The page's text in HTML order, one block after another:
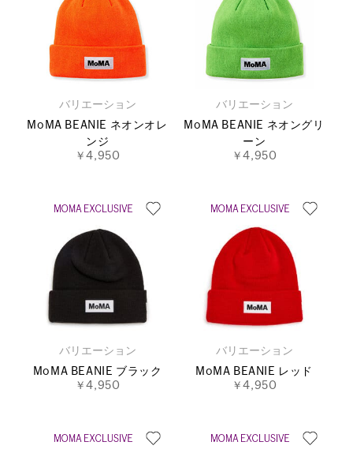
バリエーション
MoMA BEANIE ネオンオレ
ンジ
￥4,950
バリエーション
MoMA BEANIE ネオングリ
ーン
￥4,950
バリエーション
MoMA BEANIE ブラック
￥4,950
バリエーション
MoMA BEANIE レッド
￥4,950